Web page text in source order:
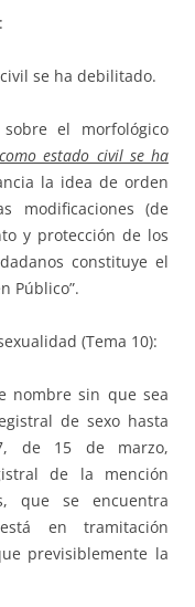
se ha debilitado.
el morfológico
estado civil se ha
la idea de orden
modificaciones (de
y protección de los
constituye el
Público”.
(Tema 10):
nombre sin que sea
de sexo hasta
de 15 de marzo,
de la mención
que se encuentra
en tramitación
previsiblemente la